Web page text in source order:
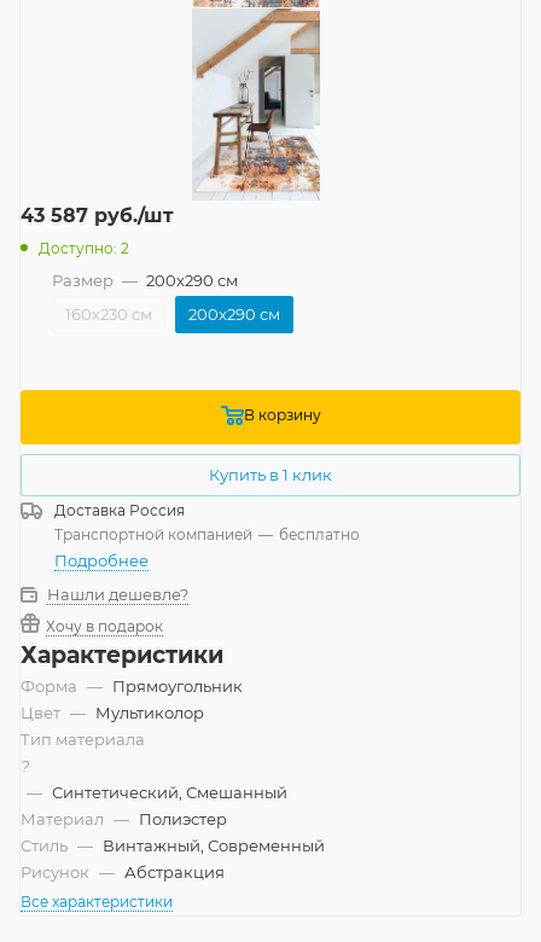
43 587 руб./шт
Доступно: 2
Размер — 200x290 см
160x230 см
200x290 см
В корзину
Купить в 1 клик
Доставка Россия
Транспортной компанией — бесплатно
Подробнее
Нашли дешевле?
Хочу в подарок
Характеристики
Форма — Прямоугольник
Цвет — Мультиколор
Тип материала
?
— Синтетический, Смешанный
Материал — Полиэстер
Стиль — Винтажный, Современный
Рисунок — Абстракция
Все характеристики